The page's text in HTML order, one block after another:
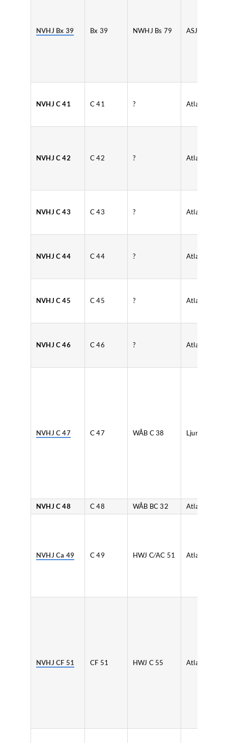
NVHJ Bx 39 Bx 39 NWHJ Bs 79 ASJL⁄NVHJ
NVHJ C 41 C 41 ? Atlas
NVHJ C 42 C 42 ? Atlas
NVHJ C 43 C 43 ? Atlas
NVHJ C 44 C 44 ? Atlas
NVHJ C 45 C 45 ? Atlas
NVHJ C 46 C 46 ? Atlas
NVHJ C 47 C 47 WÅB C 38 Ljunggrens
NVHJ C 48 C 48 WÅB BC 32 Atlas
NVHJ Ca 49 C 49 HWJ C⁄AC 51 Atlas
NVHJ CF 51 CF 51 HWJ C 55 Atlas